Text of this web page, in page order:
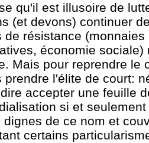
qu'il est illusoire de
(et devons) continuer
de résistance
économie sociale)
Mais pour reprendre le
prendre l'élite de court:
accepter une feuille
si et
dignes de ce nom et
certains